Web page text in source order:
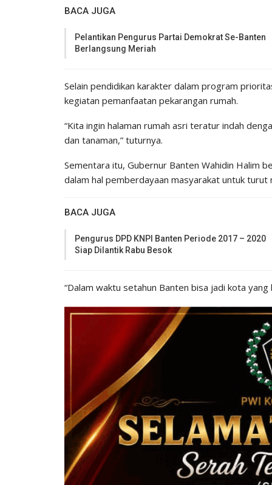
BACA JUGA
Pelantikan Pengurus Partai Demokrat Se-Banten
Berlangsung Meriah
Selain pendidikan karakter dalam program
kegiatan pemanfaatan pekarangan rumah.
“Kita ingin halaman rumah asri teratur indah
dan tanaman,” tuturnya.
Sementara itu, Gubernur Banten Wahidin Halim
dalam hal pemberdayaan masyarakat untuk
BACA JUGA
Pengurus DPD KNPI Banten Periode 2017 – 2020
Siap Dilantik Rabu Besok
“Dalam waktu setahun Banten bisa jadi kota yang